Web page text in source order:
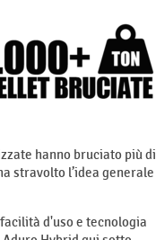
hanno bruciato più di
stravolto l’idea generale
d'uso e tecnologia